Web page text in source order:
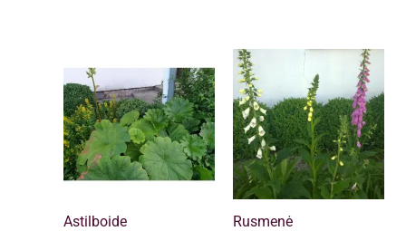
Astilboide Rusmenė